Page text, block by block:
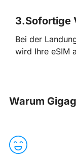
3.Sofortige
Bei der
wird Ihre eSIM
Warum